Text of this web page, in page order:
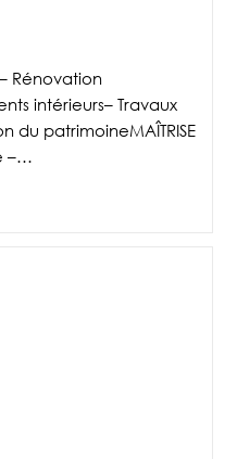
Rénovation
intérieurs– Travaux
du patrimoineMAÎTRISE
–…